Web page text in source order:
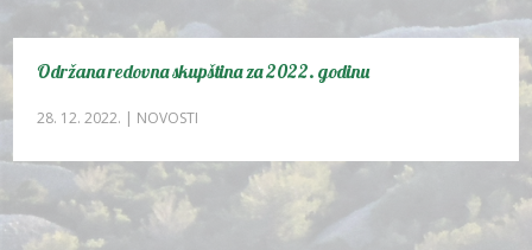
Održana redovna skupština za 2022. godinu
28. 12. 2022. | NOVOSTI